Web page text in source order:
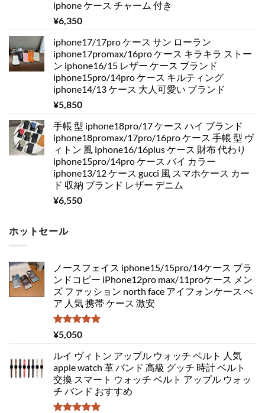
iphone ケース チャーム 付き
¥6,350
iphone17/17pro ケース サン ローラン
iphone17promax/16pro ケース キラキラ ストー
ン iphone16/15 レザー ケース ブランド
iphone15pro/14pro ケース キルティング
iphone14/13 ケース 大人可愛い ブランド
¥5,850
手帳 型 iphone18pro/17 ケース ハイ ブランド
iphone18promax/17pro/16pro ケース 手帳 型 ヴ
ィトン 風 iphone16/16plus ケース 財布 代わり
iphone15pro/14pro ケース バイ カラー
iphone13/12 ケース gucci 風 スマホケース カー
ド 収納 ブランド レザー デニム
¥6,550
ホットセール
ノースフェイス iphone15/15pro/14ケース ブラ
ンドコピー iPhone12pro max/11proケース メン
ズ ファッション north face アイフォンケース ぺ
ア 人気 携帯 ケース 激安
5段階中
5.00
¥5,050
ルイ ヴィトン アップル ウォッチ ベルト 人気
apple watch 革 バンド 高級 グッチ 時計 ベルト
交換 スマート ウォッチ ベルト アップル ウォッ
チ バンド おすすめ